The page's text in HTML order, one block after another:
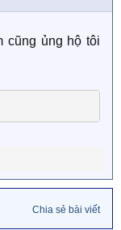
cũng ủng hộ tôi
Chia sẻ bài viết